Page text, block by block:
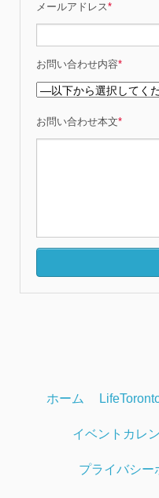
メールアドレス*
お問い合わせ内容*
お問い合わせ本文*
ホーム
イベントカレ
プライバシー